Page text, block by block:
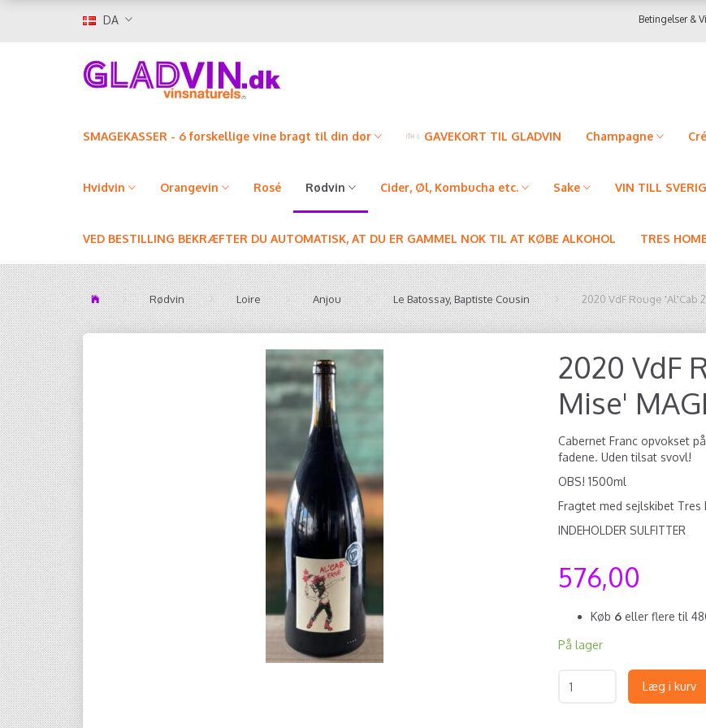
DA Betingelser &
SMAGEKASSER - 6 forskellige vine bragt til din dør GAVEKORT TIL GLADVIN Champagne
Hvidvin Orangevin Rosé Rødvin Cider, Øl, Kombucha etc. Sake VIN TILL
VED BESTILLING BEKRÆFTER DU AUTOMATISK, AT DU ER GAMMEL NOK TIL AT KØBE ALKOHOL TRES
Rødvin Loire Anjou Le Batossay, Baptiste Cousin 2020 VdF Rouge 'Al'Cab
2020 VdF
Mise'
Cabernet Franc opvokset
fadene. Uden tilsat svovl!
OBS! 1500ml
Fragtet med sejlskibet
INDEHOLDER SULFITTER
576,00
Køb 6 eller flere til
På lager
Læg i kurv